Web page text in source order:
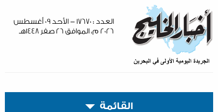
العدد : ١٧٦٧٠ - الأحد ٠٩ أغسطس
٢٠٢٦ م، الموافق ٢٦ صفر ١٤٤٨هـ
القائمة